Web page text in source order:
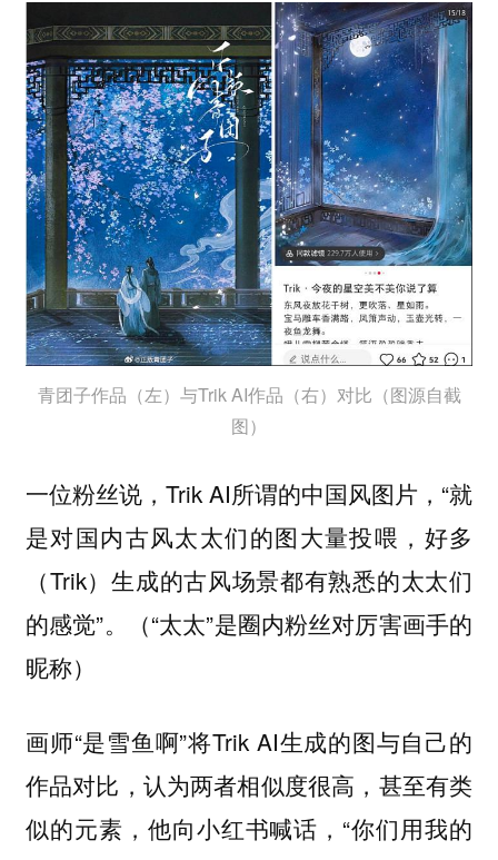
青团子作品（左）与Trik AI作品（右）对比（图源自截
图）
一位粉丝说，Trik AI所谓的中国风图片，“就
是对国内古风太太们的图大量投喂，好多
（Trik）生成的古风场景都有熟悉的太太们
的感觉”。（“太太”是圈内粉丝对厉害画手的
昵称）
画师“是雪鱼啊”将Trik AI生成的图与自己的
作品对比，认为两者相似度很高，甚至有类
似的元素，他向小红书喊话，“你们用我的